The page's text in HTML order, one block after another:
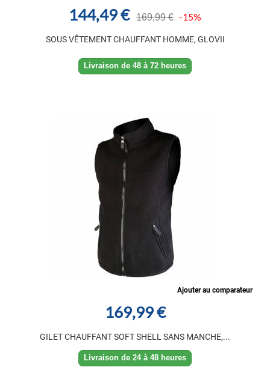
144,49 € 169,99 € -15%
SOUS VÊTEMENT CHAUFFANT HOMME, GLOVII
Livraison de 48 à 72 heures
Ajouter au comparateur
169,99 €
GILET CHAUFFANT SOFT SHELL SANS MANCHE,...
Livraison de 24 à 48 heures